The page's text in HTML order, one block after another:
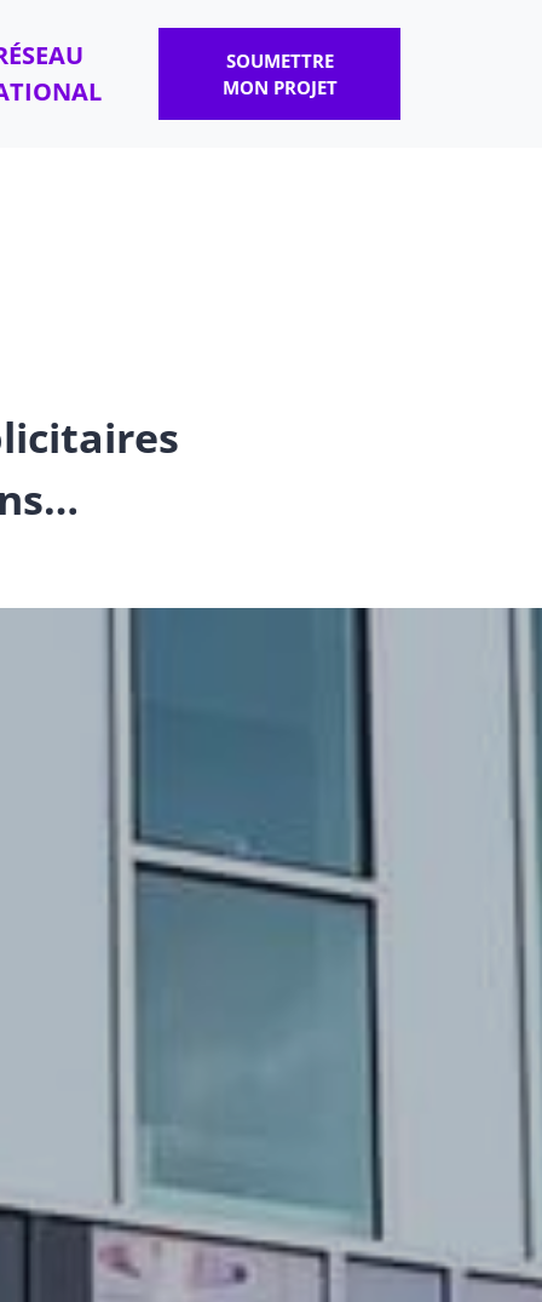
SOUMETTRE
MON PROJET